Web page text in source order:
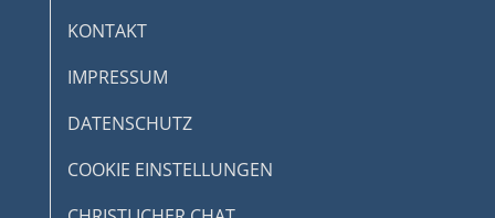
KONTAKT
IMPRESSUM
DATENSCHUTZ
COOKIE EINSTELLUNGEN